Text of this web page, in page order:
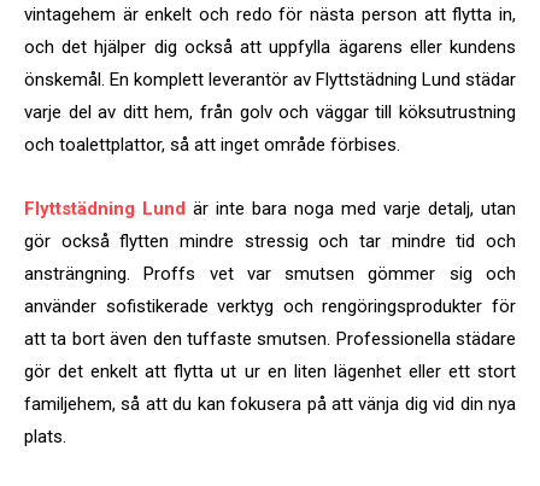
vintagehem är enkelt och redo för nästa person att flytta in,
och det hjälper dig också att uppfylla ägarens eller kundens
önskemål. En komplett leverantör av Flyttstädning Lund städar
varje del av ditt hem, från golv och väggar till köksutrustning
och toalettplattor, så att inget område förbises.
Flyttstädning Lund är inte bara noga med varje detalj, utan
gör också flytten mindre stressig och tar mindre tid och
ansträngning. Proffs vet var smutsen gömmer sig och
använder sofistikerade verktyg och rengöringsprodukter för
att ta bort även den tuffaste smutsen. Professionella städare
gör det enkelt att flytta ut ur en liten lägenhet eller ett stort
familjehem, så att du kan fokusera på att vänja dig vid din nya
plats.